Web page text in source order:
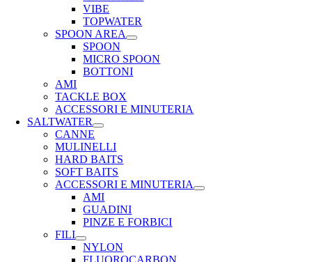
VIBE
TOPWATER
SPOON AREA
SPOON
MICRO SPOON
BOTTONI
AMI
TACKLE BOX
ACCESSORI E MINUTERIA
SALTWATER
CANNE
MULINELLI
HARD BAITS
SOFT BAITS
ACCESSORI E MINUTERIA
AMI
GUADINI
PINZE E FORBICI
FILI
NYLON
FLUOROCARBON